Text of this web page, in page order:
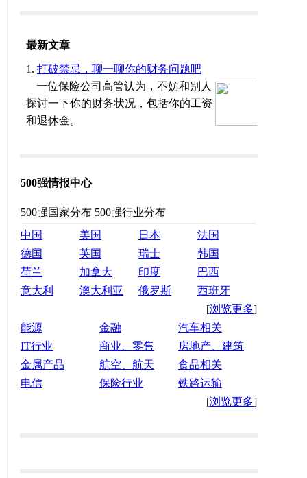
500强情报中心
500强国家分布 500强行业分布
中国
美国 日本
法国
德国
英国 瑞士
韩国
荷兰
加拿大 印度
巴西
意大利
澳大利亚 俄罗斯
西班牙
[浏览更多]
能源
金融
汽车相关
IT行业
商业、零售
房地产、建筑
金属产品
航空、航天
食品相关
电信
保险行业
铁路运输
[浏览更多]